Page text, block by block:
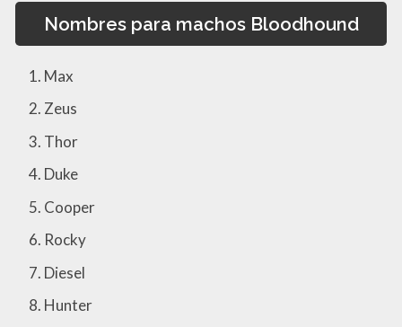
Nombres para machos Bloodhound
Max
Zeus
Thor
Duke
Cooper
Rocky
Diesel
Hunter